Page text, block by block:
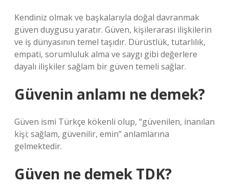
Kendiniz olmak ve başkalarıyla doğal davranmak
güven duygusu yaratır. Güven, kişilerarası ilişkilerin
ve iş dünyasının temel taşıdır. Dürüstlük, tutarlılık,
empati, sorumluluk alma ve saygı gibi değerlere
dayalı ilişkiler sağlam bir güven temeli sağlar.
Güvenin anlamı ne demek?
Güven ismi Türkçe kökenli olup, “güvenilen, inanılan
kişi; sağlam, güvenilir, emin” anlamlarına
gelmektedir.
Güven ne demek TDK?